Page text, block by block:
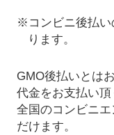
※コンビニ後払い
ります。
GMO後払いとは
代金をお支払い頂
全国のコンビニ
だけます。